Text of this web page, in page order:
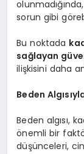
sorun gibi
Bu noktada
sağlayan
ilişkisini daha
Beden
Beden algısı,
önemli bir
düşünceleri,